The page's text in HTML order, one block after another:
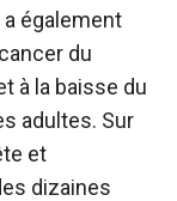
également
du
à la baisse du
adultes. Sur
et
dizaines